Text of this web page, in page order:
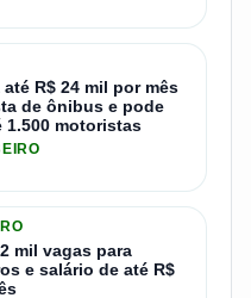
R$ 24 mil por mês
de ônibus e pode
1.500 motoristas
mil vagas para
e salário de até R$